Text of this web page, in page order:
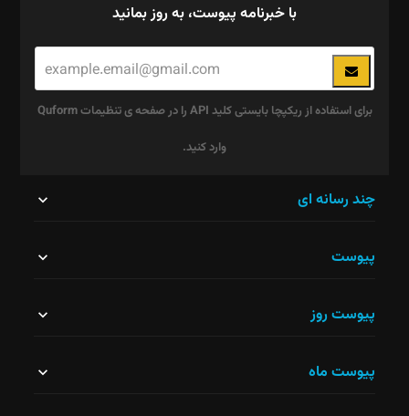
با خبرنامه پیوست، به روز بمانید
برای استفاده از ریکپچا بایستی کلید API را در صفحه ی تنظیمات Quform
وارد کنید.
نباید
شود.
چند رسانه ای
پیوست
پیوست روز
پیوست ماه